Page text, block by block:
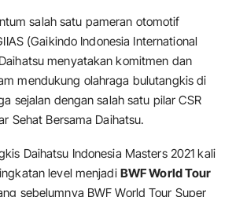
salah satu pameran otomotif
(Gaikindo Indonesia International
menyatakan komitmen dan
mendukung olahraga bulutangkis di
sejalan dengan salah satu pilar CSR
Sehat Bersama Daihatsu.
Daihatsu Indonesia Masters 2021 kali
level menjadi BWF World Tour
sebelumnya BWF World Tour Super